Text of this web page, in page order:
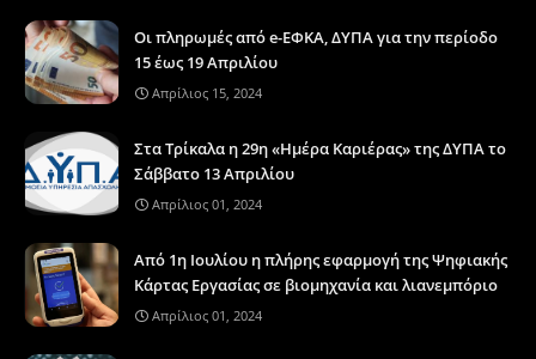
Οι πληρωμές από e-ΕΦΚΑ, ΔΥΠΑ για την περίοδο
15 έως 19 Απριλίου
Απρίλιος 15, 2024
Στα Τρίκαλα η 29η «Ημέρα Καριέρας» της ΔΥΠΑ το
Σάββατο 13 Απριλίου
Απρίλιος 01, 2024
Από 1η Ιουλίου η πλήρης εφαρμογή της Ψηφιακής
Κάρτας Εργασίας σε βιομηχανία και λιανεμπόριο
Απρίλιος 01, 2024